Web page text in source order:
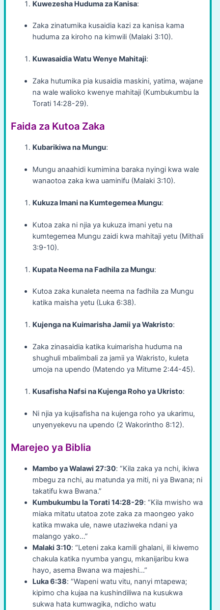
Kuwezesha Huduma za Kanisa:
Zaka zinatumika kusaidia kazi za kanisa kama
huduma za kiroho na kimwili (Malaki 3:10).
Kuwasaidia Watu Wenye Mahitaji:
Zaka hutumika pia kusaidia maskini, yatima, wajane
na wale walioko kwenye mahitaji (Kumbukumbu la
Torati 14:28-29).
Faida za Kutoa Zaka
Kubarikiwa na Mungu:
Mungu anaahidi kumimina baraka nyingi kwa wale
wanaotoa zaka kwa uaminifu (Malaki 3:10).
Kukuza Imani na Kumtegemea Mungu:
Kutoa zaka ni njia ya kukuza imani yetu na
kumtegemea Mungu zaidi kwa mahitaji yetu (Mithali
3:9-10).
Kupata Neema na Fadhila za Mungu:
Kutoa zaka kunaleta neema na fadhila za Mungu
katika maisha yetu (Luka 6:38).
Kujenga na Kuimarisha Jamii ya Wakristo:
Zaka zinasaidia katika kuimarisha huduma na
shughuli mbalimbali za jamii ya Wakristo, kuleta
umoja na upendo (Matendo ya Mitume 2:44-45).
Kusafisha Nafsi na Kujenga Roho ya Ukristo:
Ni njia ya kujisafisha na kujenga roho ya ukarimu,
unyenyekevu na upendo (2 Wakorintho 8:12).
Marejeo ya Biblia
Mambo ya Walawi 27:30: “Kila zaka ya nchi, ikiwa
mbegu za nchi, au matunda ya miti, ni ya Bwana; ni
takatifu kwa Bwana.”
Kumbukumbu la Torati 14:28-29: “Kila mwisho wa
miaka mitatu utatoa zote zaka za maongeo yako
katika mwaka ule, nawe utaziweka ndani ya
malango yako…”
Malaki 3:10: “Leteni zaka kamili ghalani, ili kiwemo
chakula katika nyumba yangu, mkanijaribu kwa
hayo, asema Bwana wa majeshi…”
Luka 6:38: “Wapeni watu vitu, nanyi mtapewa;
kipimo cha kujaa na kushindiliwa na kusukwa
sukwa hata kumwagika, ndicho watu